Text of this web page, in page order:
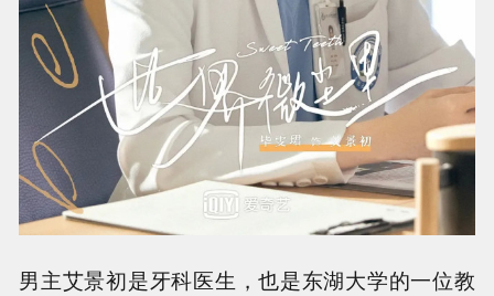
男主艾景初是牙科医生，也是东湖大学的一位教